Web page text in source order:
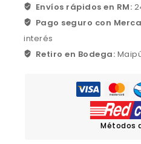
Envíos rápidos en RM:
Pago seguro con
interés
Retiro en Bodega:
Métodos